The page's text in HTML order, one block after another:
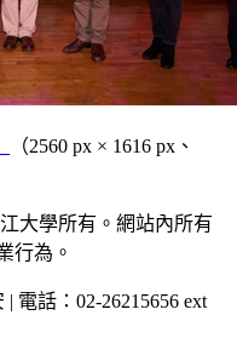
（2560 px × 1616 px、
大學所有。網站內所有
行為。
| 電話：02-26215656 ext